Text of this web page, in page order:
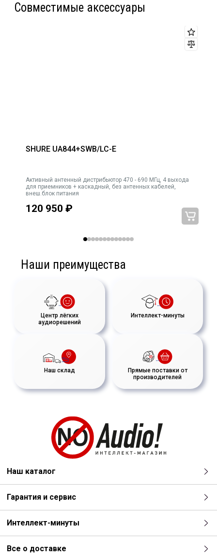
вашего смартфона
Совместимые аксессуары
SHURE UA844+SWB/LC-E
Активный антенный дистрибьютор 470 - 690 МГц, 4 выхода
для приемников + каскадный, без антенных кабелей,
внеш.блок питания
120 950 ₽
Наши преимущества
Центр лёгких
аудиорешений
Интеллект-минуты
Наш склад
Прямые поставки от
производителей
Наш каталог
Гарантия и сервис
Интеллект-минуты
Все о доставке